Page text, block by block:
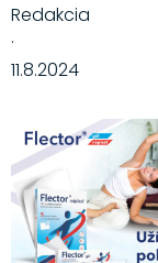
Redakcia
·
11.8.2024